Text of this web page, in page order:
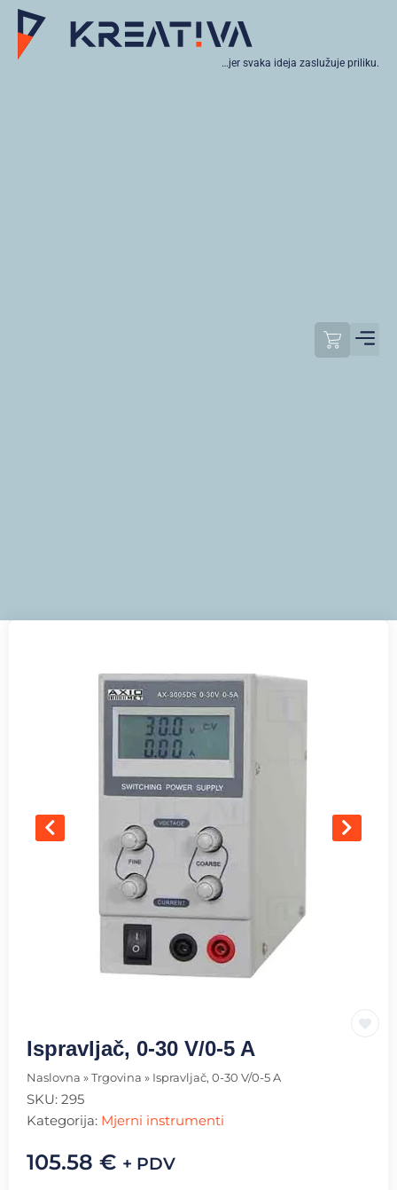
…jer svaka ideja zaslužuje priliku.
Ispravljač, 0-30 V/0-5 A
Naslovna » Trgovina » Ispravljač, 0-30 V/0-5 A
SKU: 295
Kategorija: Mjerni instrumenti
105.58 € + PDV